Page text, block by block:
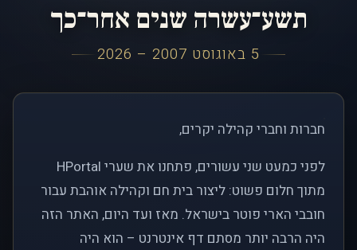
תשע־עשרה שנים אחר־כך
5 באוגוסט 2007 – 2026
חברות וחברי קהילה יקרים,
לפני כמעט שני עשורים, פתחנו את שערי HPortal
מתוך חלום פשוט: ליצור בית חם וקהילה אוהבת עבור
חובבי הארי פוטר בישראל. מאז ועד היום, האתר הזה
היה הרבה יותר מסתם דף אינטרנט – הוא היה